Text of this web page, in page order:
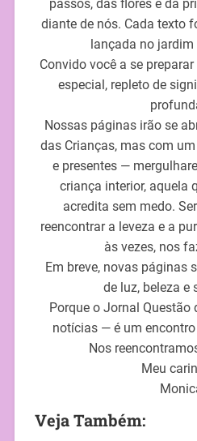
passos, das flores e da
diante de nós. Cada texto
lançada no jardim
Convido você a se
especial, repleto de
Nossas páginas irão se
das Crianças, mas com
e presentes —
criança interior, aquela
acredita sem medo.
reencontrar a leveza e a
às vezes, nos
Em breve, novas páginas
de luz, beleza e
Porque o Jornal Questão
notícias — é um
Nos
Meu
Veja Também: